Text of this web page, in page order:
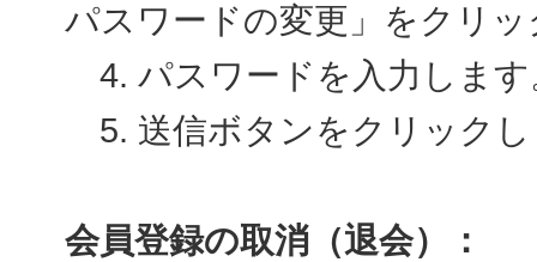
パスワードの変更」をクリ
4. パスワードを入力します
5. 送信ボタンをクリックし
会員登録の取消（退会）：